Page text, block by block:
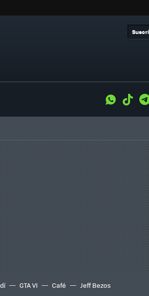
GTA VI Café Jeff Bezos